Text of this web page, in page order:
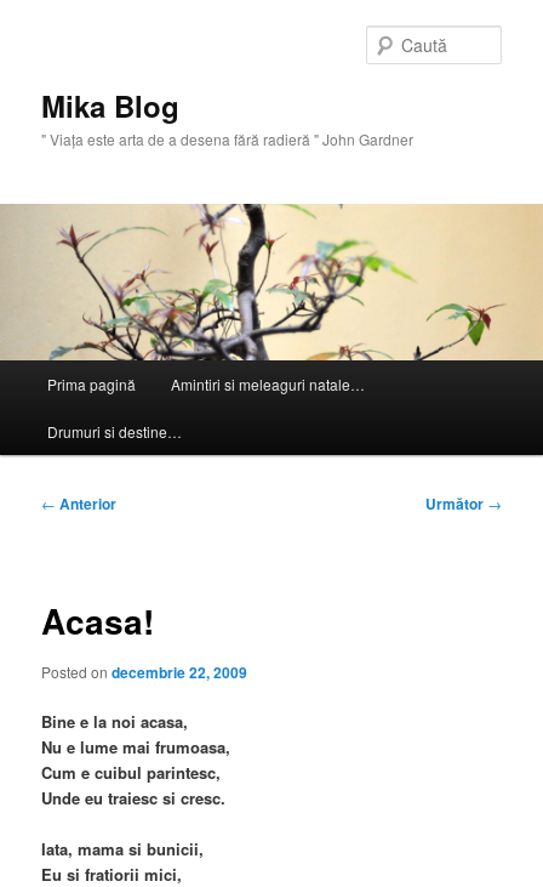
Mika Blog
" Viaţa este arta de a desena fără radieră " John Gardner
principal
Prima pagină Amintiri si meleaguri natale…
Drumuri si destine…
Navigare
← Anterior Următor →
Acasa!
Posted ondecembrie 22, 2009
Bine e la noi acasa,
Nu e lume mai frumoasa,
Cum e cuibul parintesc,
Unde eu traiesc si cresc.
Iata, mama si bunicii,
Eu si fratiorii mici,